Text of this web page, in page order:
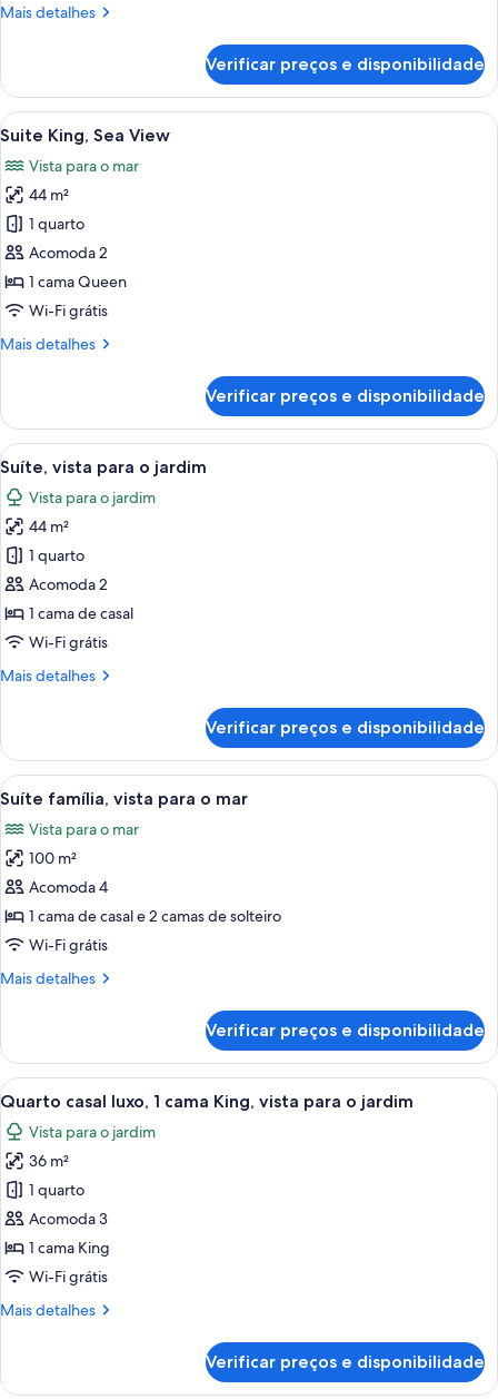
para
Mais detalhes
Mais
luxo,
vista
para
jardim
Verificar preços e disponibilidade
Carrega
todas
as
fotos
de
Suite
King,
Sea
Um banheiro moderno com
12
Suite King, Sea View
Vista para o mar
44 m²
1 quarto
Acomoda 2
1 cama Queen
Wi-Fi grátis
Mais detalhes
Mais
King,
Sea
View
Verificar preços e disponibilidade
Carrega
todas
as
fotos
de
Suíte,
vista
para
jardim
Casa de banho com toucador de
6
Suíte, vista para o jardim
Vista para o jardim
44 m²
1 quarto
Acomoda 2
1 cama de casal
Wi-Fi grátis
Mais detalhes
Mais
vista
para
o
Verificar preços e disponibilidade
Carrega
todas
as
fotos
de
Suíte
família,
para
Quarto com parede de tijolos, dois
11
Suíte família, vista para o mar
Vista para o mar
100 m²
Acomoda 4
1 cama de casal e 2 camas de solteiro
Wi-Fi grátis
Mais detalhes
Mais
família,
vista
para
mar
Verificar preços e disponibilidade
Carrega
todas
as
fotos
de
Quarto
casal
luxo,
cama
Quarto com cama, escrivaninha e
13
Quarto casal luxo, 1 cama King, vista para o jardim
Vista para o jardim
36 m²
1 quarto
Acomoda 3
1 cama King
Wi-Fi grátis
Mais detalhes
Mais
casal
Verificar preços e disponibilidade